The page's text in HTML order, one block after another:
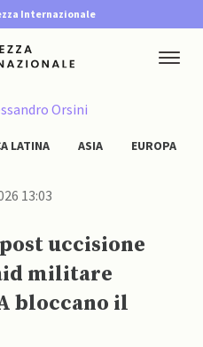
Internazionale
Orsini
LATINA ASIA EUROPA
13:03
uccisione
militare
bloccano il